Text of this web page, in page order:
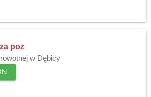
poz
w Dębicy